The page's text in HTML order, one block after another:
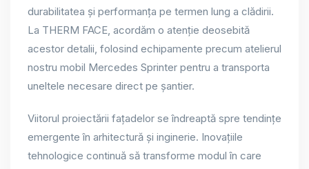
durabilitatea și performanța pe termen lung a clădirii.
La THERM FACE, acordăm o atenție deosebită
acestor detalii, folosind echipamente precum atelierul
nostru mobil Mercedes Sprinter pentru a transporta
uneltele necesare direct pe șantier.
Viitorul proiectării fațadelor se îndreaptă spre tendințe
emergente în arhitectură și inginerie. Inovațiile
tehnologice continuă să transforme modul în care